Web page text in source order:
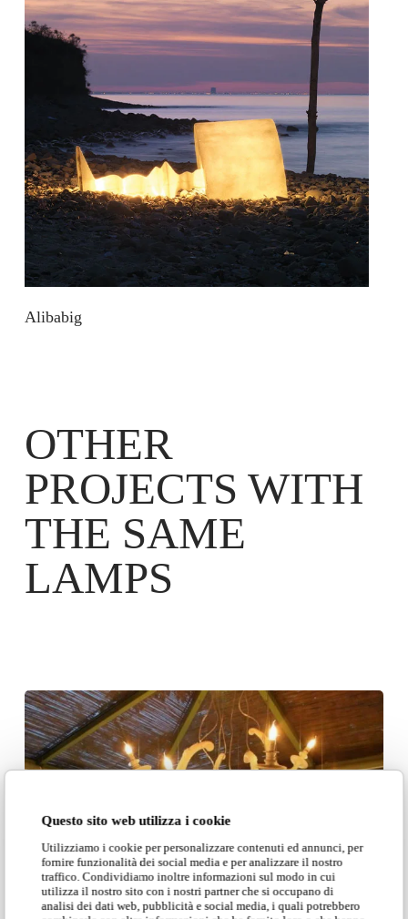
Questo sito web utilizza i cookie
Utilizziamo i cookie per personalizzare contenuti ed annunci, per
fornire funzionalità dei social media e per analizzare il nostro
traffico. Condividiamo inoltre informazioni sul modo in cui
utilizza il nostro sito con i nostri partner che si occupano di
analisi dei dati web, pubblicità e social media, i quali potrebbero
Alibabig
OTHER
PROJECTS WITH
THE SAME
LAMPS